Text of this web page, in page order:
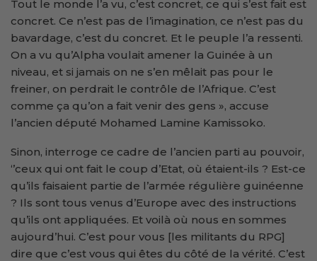
Tout le monde l’a vu, c’est concret, ce qui s’est fait est
concret. Ce n’est pas de l’imagination, ce n’est pas du
bavardage, c’est du concret. Et le peuple l’a ressenti.
On a vu qu’Alpha voulait amener la Guinée à un
niveau, et si jamais on ne s’en mêlait pas pour le
freiner, on perdrait le contrôle de l’Afrique. C’est
comme ça qu’on a fait venir des gens », accuse
l’ancien député Mohamed Lamine Kamissoko.
Sinon, interroge ce cadre de l’ancien parti au pouvoir,
‘’ceux qui ont fait le coup d’Etat, où étaient-ils ? Est-ce
qu’ils faisaient partie de l’armée régulière guinéenne
? Ils sont tous venus d’Europe avec des instructions
qu’ils ont appliquées. Et voilà où nous en sommes
aujourd’hui. C’est pour vous [les militants du RPG]
dire que c’est vous qui êtes du côté de la vérité. C’est